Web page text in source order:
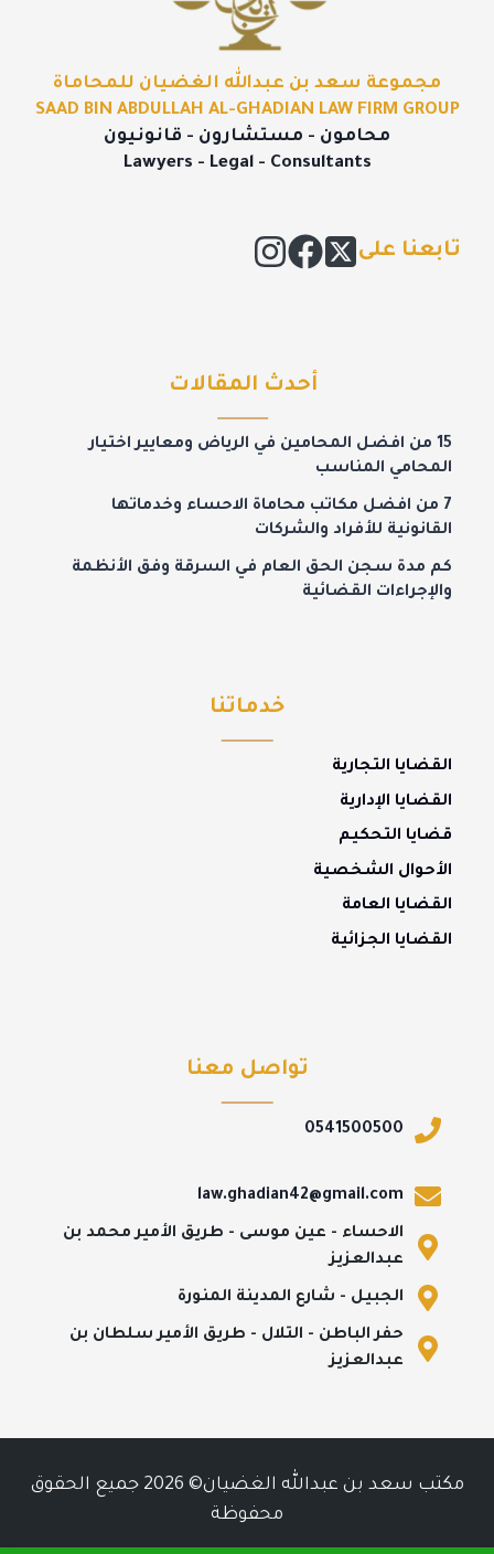
مجموعة سعد بن عبدالله الغضيان للمحاماة
SAAD BIN ABDULLAH AL-GHADIAN LAW FIRM GROUP
محامون - مستشارون - قانونيون
Lawyers - Legal - Consultants
تابعنا على
أحدث المقالات
15 من افضل المحامين في الرياض ومعايير اختيار
المحامي المناسب
7 من افضل مكاتب محاماة الاحساء وخدماتها
القانونية للأفراد والشركات
كم مدة سجن الحق العام في السرقة وفق الأنظمة
والإجراءات القضائية
خدماتنا
القضايا التجارية
القضايا الإدارية
قضايا التحكيم
الأحوال الشخصية
القضايا العامة
القضايا الجزائية
تواصل معنا
0541500500
law.ghadian42@gmail.com
الاحساء - عين موسى - طريق الأمير محمد بن
عبدالعزيز
الجبيل - شارع المدينة المنورة
حفر الباطن - التلال - طريق الأمير سلطان بن
عبدالعزيز
مكتب سعد بن عبدالله الغضيان© 2026 جميع الحقوق
محفوظة